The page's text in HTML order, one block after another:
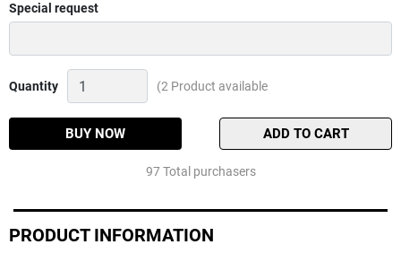
Special request
Quantity
Lưỡi
săn
có
đen
Quantity
(2 Product available
BUY NOW ADD TO CART
97 Total purchasers
PRODUCT INFORMATION